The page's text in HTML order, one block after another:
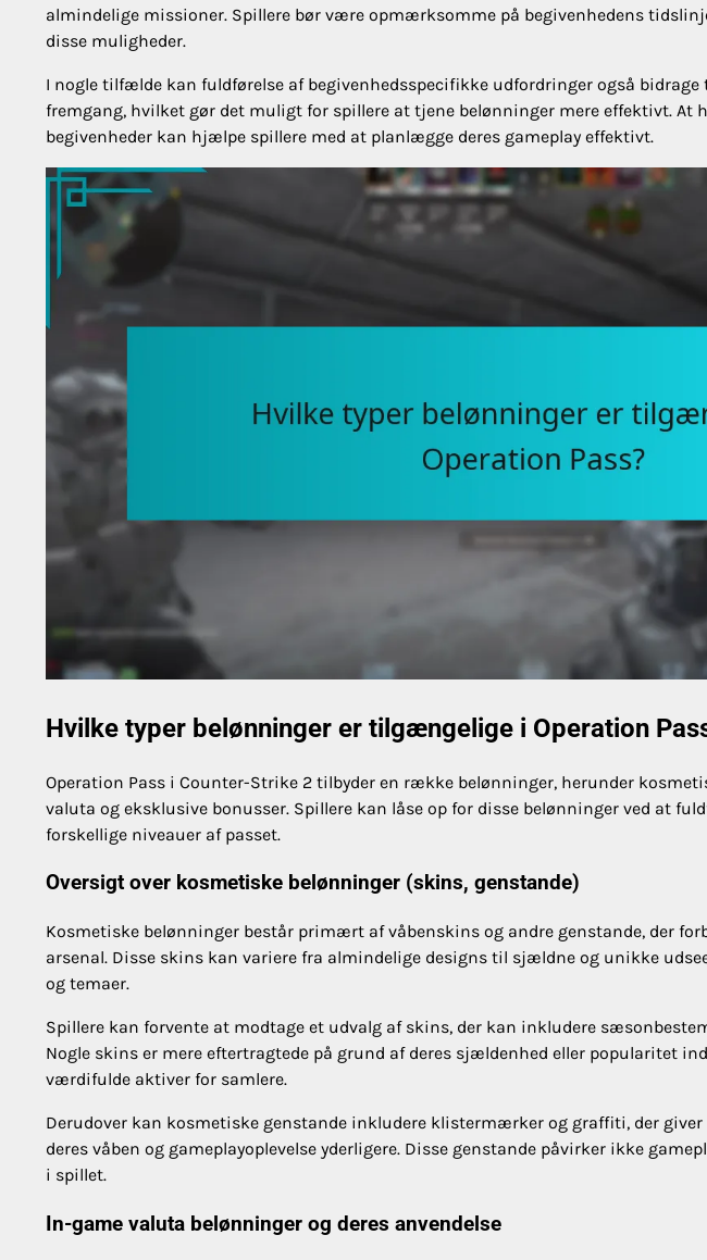
almindelige missioner. Spillere bør være opmærksomme på begivenhedens
disse muligheder.
I nogle tilfælde kan fuldførelse af begivenhedsspecifikke udfordringer også bidrage
fremgang, hvilket gør det muligt for spillere at tjene belønninger mere effektivt. At
begivenheder kan hjælpe spillere med at planlægge deres gameplay effektivt.
Hvilke typer belønninger er tilgængelige i Operation
Operation Pass i Counter-Strike 2 tilbyder en række belønninger, herunder
valuta og eksklusive bonusser. Spillere kan låse op for disse belønninger ved at
forskellige niveauer af passet.
Oversigt over kosmetiske belønninger (skins, genstande)
Kosmetiske belønninger består primært af våbenskins og andre genstande, der
arsenal. Disse skins kan variere fra almindelige designs til sjældne og unikke
og temaer.
Spillere kan forvente at modtage et udvalg af skins, der kan inkludere
Nogle skins er mere eftertragtede på grund af deres sjældenhed eller popularitet
værdifulde aktiver for samlere.
Derudover kan kosmetiske genstande inkludere klistermærker og graffiti, der
deres våben og gameplayoplevelse yderligere. Disse genstande påvirker ikke
i spillet.
In-game valuta belønninger og deres anvendelse